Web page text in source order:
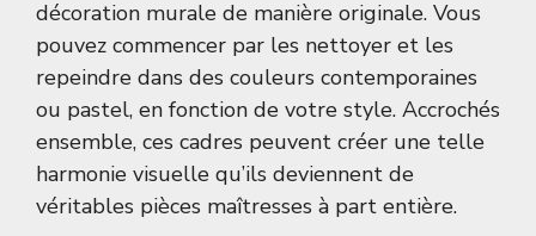
décoration murale de manière originale. Vous
pouvez commencer par les nettoyer et les
repeindre dans des couleurs contemporaines
ou pastel, en fonction de votre style. Accrochés
ensemble, ces cadres peuvent créer une telle
harmonie visuelle qu’ils deviennent de
véritables pièces maîtresses à part entière.